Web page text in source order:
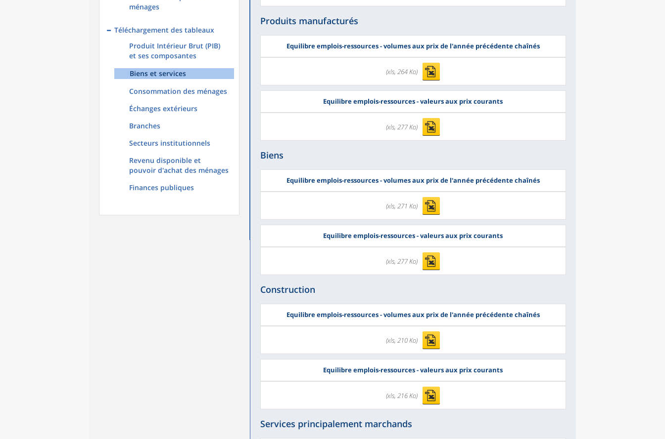
ménages
Téléchargement des tableaux
Produit Intérieur Brut (PIB)
et ses composantes
Biens et services
Consommation des ménages
Échanges extérieurs
Branches
Secteurs institutionnels
Revenu disponible et
pouvoir d'achat des ménages
Finances publiques
Produits manufacturés
Equilibre emplois-ressources - volumes aux prix de l'année précédente chaînés
(xls, 264 Ko)
Equilibre emplois-ressources - valeurs aux prix courants
(xls, 277 Ko)
Biens
Equilibre emplois-ressources - volumes aux prix de l'année précédente chaînés
(xls, 271 Ko)
Equilibre emplois-ressources - valeurs aux prix courants
(xls, 277 Ko)
Construction
Equilibre emplois-ressources - volumes aux prix de l'année précédente chaînés
(xls, 210 Ko)
Equilibre emplois-ressources - valeurs aux prix courants
(xls, 216 Ko)
Services principalement marchands